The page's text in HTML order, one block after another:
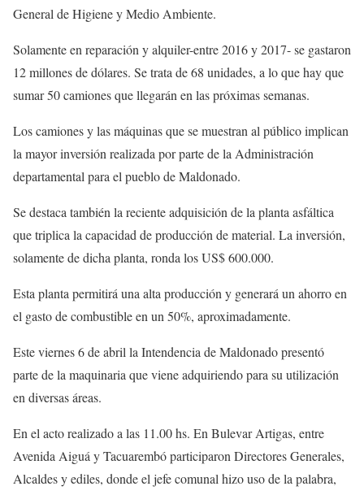
General de Higiene y Medio Ambiente.
Solamente en reparación y alquiler-entre 2016 y 2017- se gastaron
12 millones de dólares. Se trata de 68 unidades, a lo que hay que
sumar 50 camiones que llegarán en las próximas semanas.
Los camiones y las máquinas que se muestran al público implican
la mayor inversión realizada por parte de la Administración
departamental para el pueblo de Maldonado.
Se destaca también la reciente adquisición de la planta asfáltica
que triplica la capacidad de producción de material. La inversión,
solamente de dicha planta, ronda los US$ 600.000.
Esta planta permitirá una alta producción y generará un ahorro en
el gasto de combustible en un 50%, aproximadamente.
Este viernes 6 de abril la Intendencia de Maldonado presentó
parte de la maquinaria que viene adquiriendo para su utilización
en diversas áreas.
En el acto realizado a las 11.00 hs. En Bulevar Artigas, entre
Avenida Aiguá y Tacuarembó participaron Directores Generales,
Alcaldes y ediles, donde el jefe comunal hizo uso de la palabra,